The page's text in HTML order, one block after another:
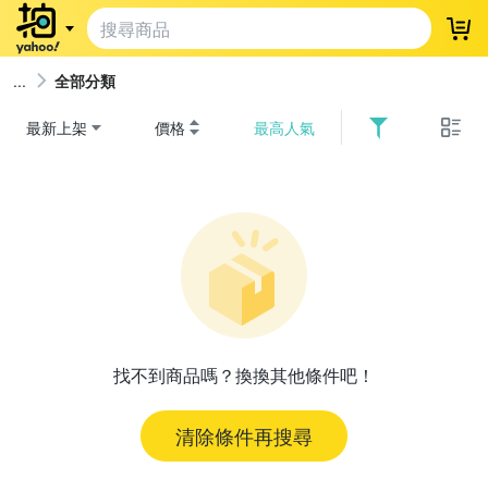
登
全部分類
最新上架 價格 最高人氣
找不到商品嗎？換換其他條件吧！
清除條件再搜尋